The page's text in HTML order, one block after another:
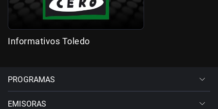
Informativos Toledo
PROGRAMAS
EMISORAS